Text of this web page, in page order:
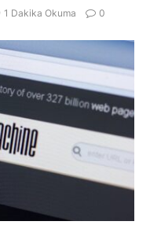
1 Dakika Okuma 0